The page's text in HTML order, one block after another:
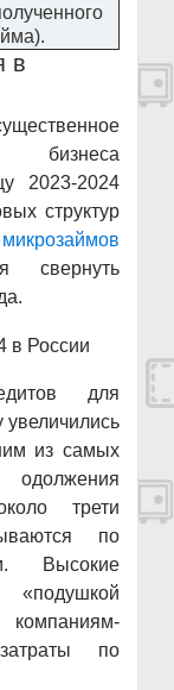
в
бизнеса
2023-2024
структур
микрозаймов
свернуть
для
увеличились
из самых
трети
по
Высокие
«подушкой
по